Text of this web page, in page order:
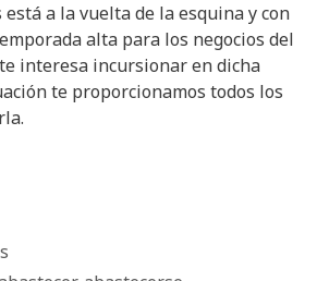
está a la vuelta de la esquina y con
alta para los negocios del
interesa incursionar en dicha
te proporcionamos todos los